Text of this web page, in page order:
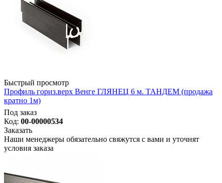
Быстрый просмотр
Профиль гориз.верх Венге ГЛЯНЕЦ 6 м. ТАНДЕМ (продажа
кратно 1м)
Под заказ
Код: 00-00000534
Заказать
Наши менеджеры обязательно свяжутся с вами и уточнят
условия заказа